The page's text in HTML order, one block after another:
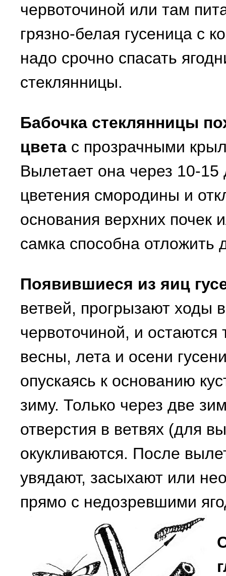
червоточиной или там
грязно-белая гусеница с
надо срочно спасать
стеклянницы.
Бабочка стеклянницы
цвета с прозрачными
Вылетает она через 10-15
цветения смородины и
основания верхних
самка способна отложить
Появившиеся из яиц
ветвей, прогрызают ходы
червоточиной, и
весны, лета и осени
опускаясь к основанию
зиму. Только через две
отверстия в ветвях (для
окукливаются. После
увядают, засыхают или
прямо с недозревшими